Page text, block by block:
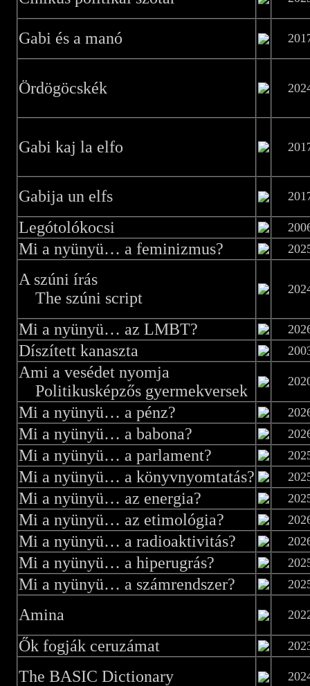
Gabi és a manó
Ördögöcskék
Gabi kaj la elfo
Gabija un elfs
Legótolókocsi
Mi a nyünyü… a feminizmus?
A szúni írás
The szúni script
Mi a nyünyü… az LMBT?
Díszített kanaszta
Ami a vesédet nyomja
Politikusképzős gyermekversek
Mi a nyünyü… a pénz?
Mi a nyünyü… a babona?
Mi a nyünyü… a parlament?
Mi a nyünyü… a könyvnyomtatás?
Mi a nyünyü… az energia?
Mi a nyünyü… az etimológia?
Mi a nyünyü… a radioaktivitás?
Mi a nyünyü… a hiperugrás?
Mi a nyünyü… a számrendszer?
Amina
Ők fogják ceruzámat
The BASIC Dictionary